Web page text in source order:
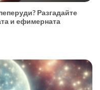
Разгадайте
и ефимерната